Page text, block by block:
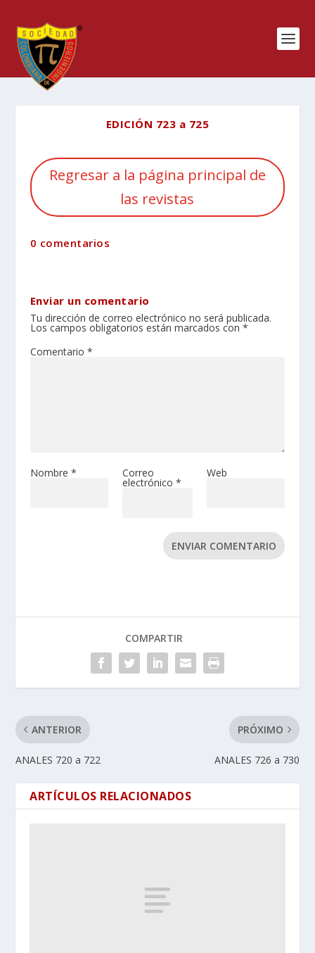
EDICIÓN 723 a 725
Regresar a la página principal de
las revistas
0 comentarios
Enviar un comentario
Tu dirección de correo electrónico no será publicada.
Los campos obligatorios están marcados con *
Comentario *
Nombre * Correo
electrónico *
Web
ENVIAR COMENTARIO
COMPARTIR
ANTERIOR
ANALES 720 a 722
PRÓXIMO
ANALES 726 a 730
ARTÍCULOS RELACIONADOS